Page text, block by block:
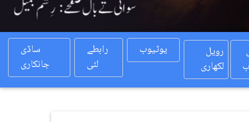
ساڈی
جانکاری
رابطے
لئی
یوٹیوب
رویل
لکھاری